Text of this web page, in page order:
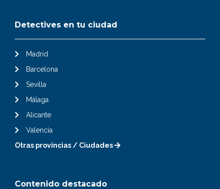
Detectives en tu ciudad
Madrid
Barcelona
Sevilla
Málaga
Alicante
Valencia
Otras provincias / Ciudades
Contenido destacado